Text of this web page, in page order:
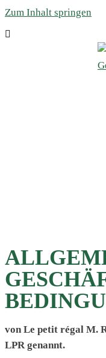
Zum Inhalt springen
von Le petit régal M.
LPR genannt.